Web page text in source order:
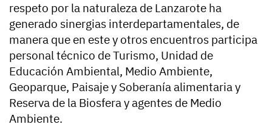
respeto por la naturaleza de Lanzarote ha
generado sinergias interdepartamentales, de
manera que en este y otros encuentros participa
personal técnico de Turismo, Unidad de
Educación Ambiental, Medio Ambiente,
Geoparque, Paisaje y Soberanía alimentaria y
Reserva de la Biosfera y agentes de Medio
Ambiente.